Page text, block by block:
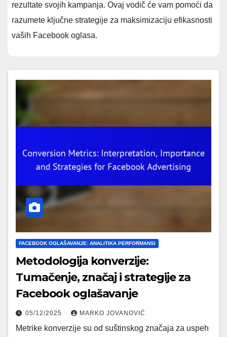
rezultate svojih kampanja. Ovaj vodič će vam pomoći da
razumete ključne strategije za maksimizaciju efikasnosti
vaših Facebook oglasa.
FACEBOOK OGLAŠAVANJE: ANALITIKA PERFORMANSI
Metodologija konverzije:
Tumačenje, značaj i strategije za
Facebook oglašavanje
05/12/2025 MARKO JOVANOVIĆ
Metrike konverzije su od suštinskog značaja za uspeh